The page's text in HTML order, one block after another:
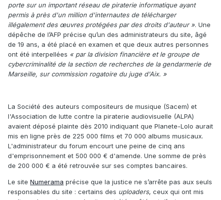
porte sur un important réseau de piraterie informatique ayant
permis à près d'un million d'internautes de télécharger
illégalement des œuvres protégées par des droits d'auteur ». Une
dépêche de l’AFP précise qu’un des administrateurs du site, âgé
de 19 ans, a été placé en examen et que deux autres personnes
ont été interpellées « par la division financière et le groupe de
cybercriminalité de la section de recherches de la gendarmerie de
Marseille, sur commission rogatoire du juge d'Aix. »
La Société des auteurs compositeurs de musique (Sacem) et
l'Association de lutte contre la piraterie audiovisuelle (ALPA)
avaient déposé plainte dès 2010 indiquant que Planete-Lolo aurait
mis en ligne près de 225 000 films et 70 000 albums musicaux.
L'administrateur du forum encourt une peine de cinq ans
d'emprisonnement et 500 000 € d'amende. Une somme de près
de 200 000 € a été retrouvée sur ses comptes bancaires.
Le site Numerama précise que la justice ne s’arrête pas aux seuls
responsables du site : certains des uploaders, ceux qui ont mis